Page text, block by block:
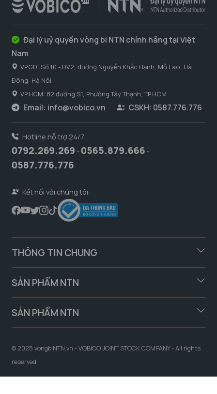
Đại lý uỷ quyền vòng bi NTN chính hãng tại Việt
Nam
VPGD: Số 10 - DV2, đường Nguyễn Khắc Hạnh, Mỗ Lao, Hà
Đông, Hà Nôi
VP.HCM: 82 đường S1, Phường Tây Thạnh, TP.HCM
Email: info@vobico.vn CSKH: 0587.776.776
Hotline hỗ trợ 24/7
0792.269.269 - 0565.879.666 -
0587.776.776
Kết nối với chúng tôi:
THÔNG TIN CHUNG
SẢN PHẨM NTN
SẢN PHẨM NTN
© 2025 vongbiNTN.vn - VOBICO JOINT STOCK COMPANY - All rights
reserved